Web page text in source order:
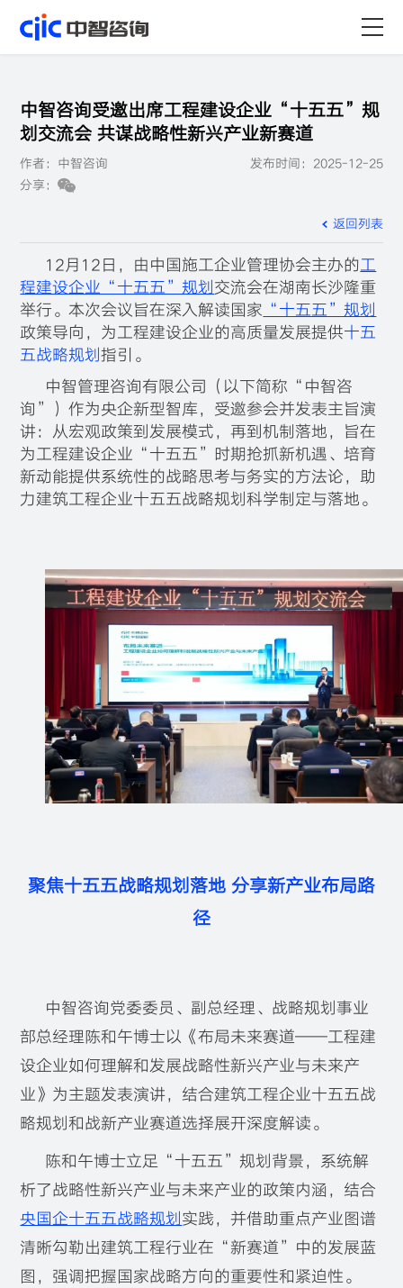
服务
行业
职业
中智咨询受邀出席工程建设企业“十五五”规
划交流会 共谋战略性新兴产业新赛道
作者：中智咨询
发布时间：2025-12-25
分享：
返回列表
12月12日，由中国施工企业管理协会主办的工
程建设企业“十五五”规划 交流会在湖南长沙隆重
举行。本次会议旨在深入解读国家 “十五五”规划
政策导向，为工程建设企业的高质量发展提供十五
五战略规划指引。
中智管理咨询有限公司（以下简称“中智咨
询”）作为央企新型智库，受邀参会并发表主旨演
讲：从宏观政策到发展模式，再到机制落地，旨在
为工程建设企业“十五五”时期抢抓新机遇、培育
新动能提供系统性的战略思考与务实的方法论，助
力建筑工程企业十五五战略规划科学制定与落地。
聚焦十五五战略规划落地 分享新产业布局路
径
中智咨询党委委员、副总经理、战略规划事业
部总经理陈和午博士以《布局未来赛道——工程建
设企业如何理解和发展战略性新兴产业与未来产
业》为主题发表演讲，结合建筑工程企业十五五战
略规划和战新产业赛道选择展开深度解读。
陈和午博士立足“十五五”规划背景，系统解
析了战略性新兴产业与未来产业的政策内涵，结合
央国企十五五战略规划实践，并借助重点产业图谱
清晰勾勒出建筑工程行业在“新赛道”中的发展蓝
图，强调把握国家战略方向的重要性和紧迫性。